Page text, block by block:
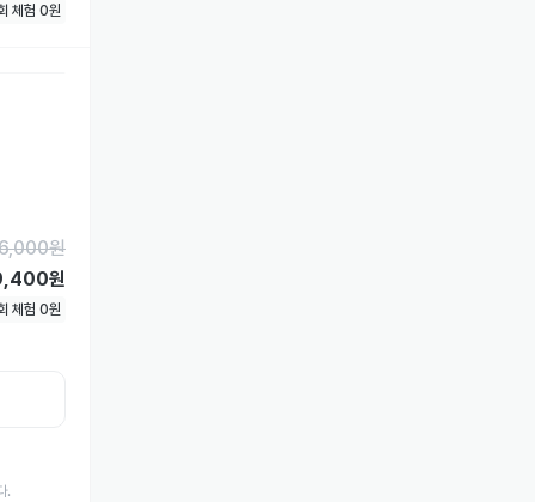
체험 0원
원
원
체험 0원
.